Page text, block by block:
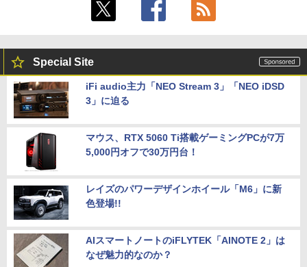
Special Site
iFi audio主力「NEO Stream 3」「NEO iDSD
3」に迫る
マウス、RTX 5060 Ti搭載ゲーミングPCが7万
5,000円オフで30万円台！
レイズのパワーデザインホイール「M6」に新
色登場!!
AIスマートノートのiFLYTEK「AINOTE 2」は
なぜ魅力的なのか？